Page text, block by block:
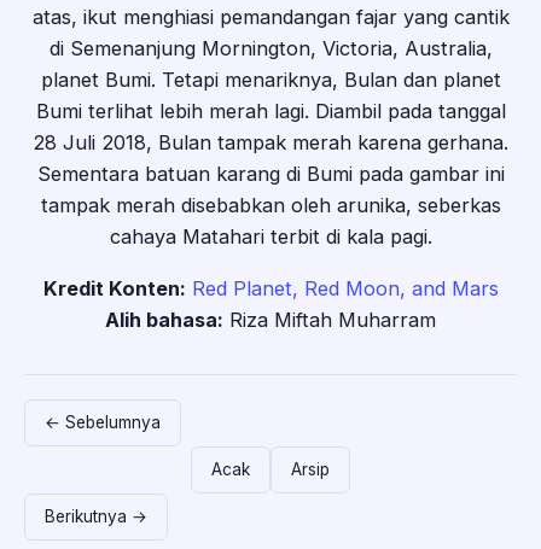
atas, ikut menghiasi pemandangan fajar yang cantik
di Semenanjung Mornington, Victoria, Australia,
planet Bumi. Tetapi menariknya, Bulan dan planet
Bumi terlihat lebih merah lagi. Diambil pada tanggal
28 Juli 2018, Bulan tampak merah karena gerhana.
Sementara batuan karang di Bumi pada gambar ini
tampak merah disebabkan oleh arunika, seberkas
cahaya Matahari terbit di kala pagi.
Kredit Konten: Red Planet, Red Moon, and Mars
Alih bahasa: Riza Miftah Muharram
← Sebelumnya
Acak Arsip
Berikutnya →